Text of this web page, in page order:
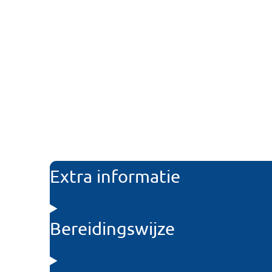
Extra informatie
Bereidingswijze